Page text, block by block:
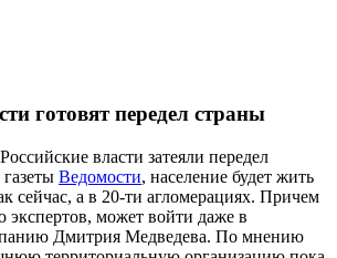
готовят передел страны
власти затеяли передел
Ведомости, население будет жить
сейчас, а в 20-ти агломерациях. Причем
экспертов, может войти даже в
Дмитрия Медведева. По мнению